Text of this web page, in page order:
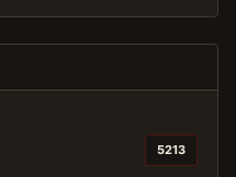
5213